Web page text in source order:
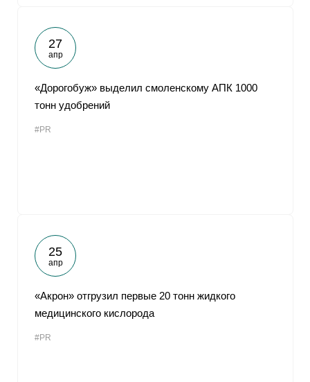
27
апр
«Дорогобуж» выделил смоленскому АПК 1000
тонн удобрений
#PR
25
апр
«Акрон» отгрузил первые 20 тонн жидкого
медицинского кислорода
#PR